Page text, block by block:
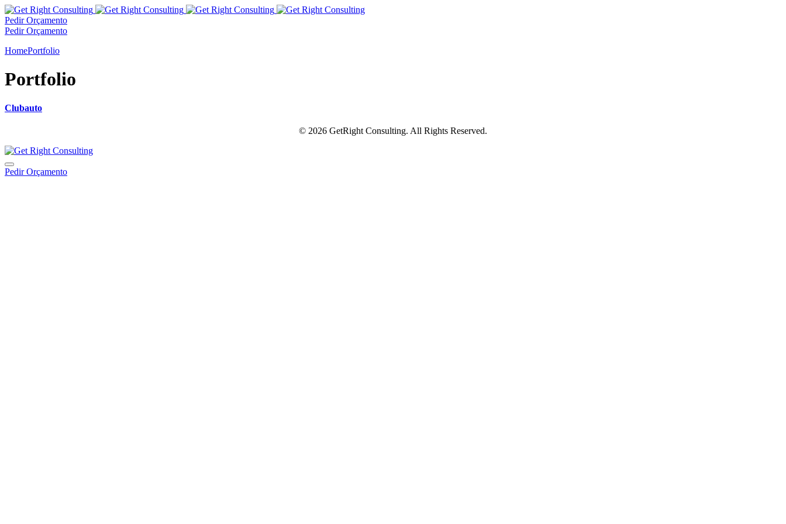
Pedir Orçamento
Pedir Orçamento
HomePortfolio
Portfolio
Clubauto
© 2026 GetRight Consulting. All Rights Reserved.
Pedir Orçamento